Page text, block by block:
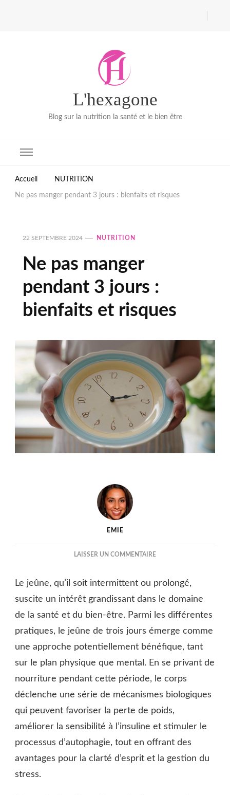
L'hexagone
Blog sur la nutrition la santé et le bien être
Accueil NUTRITION
Ne pas manger pendant 3 jours : bienfaits et risques
22 SEPTEMBRE 2024 NUTRITION
Ne pas manger
pendant 3 jours :
bienfaits et risques
EMIE
LAISSER UN COMMENTAIRESUR
MANGER
PENDANT
JOURS
:
ET
RISQUES
Le jeûne, qu’il soit intermittent ou prolongé,
suscite un intérêt grandissant dans le domaine
de la santé et du bien-être. Parmi les différentes
pratiques, le jeûne de trois jours émerge comme
une approche potentiellement bénéfique, tant
sur le plan physique que mental. En se privant de
nourriture pendant cette période, le corps
déclenche une série de mécanismes biologiques
qui peuvent favoriser la perte de poids,
améliorer la sensibilité à l’insuline et stimuler le
processus d’autophagie, tout en offrant des
avantages pour la clarté d’esprit et la gestion du
stress.